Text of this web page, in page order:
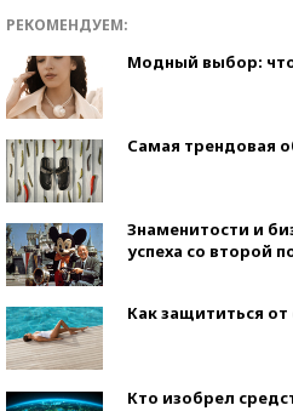
РЕКОМЕНДУЕМ:
Модный выбор: что
Самая трендовая
Знаменитости и
успеха со второй
Как защититься от
Кто изобрел